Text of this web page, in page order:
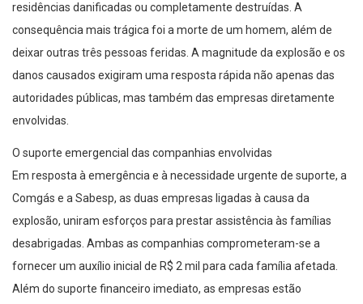
residências danificadas ou completamente destruídas. A
consequência mais trágica foi a morte de um homem, além de
deixar outras três pessoas feridas. A magnitude da explosão e os
danos causados exigiram uma resposta rápida não apenas das
autoridades públicas, mas também das empresas diretamente
envolvidas.
O suporte emergencial das companhias envolvidas
Em resposta à emergência e à necessidade urgente de suporte, a
Comgás e a Sabesp, as duas empresas ligadas à causa da
explosão, uniram esforços para prestar assistência às famílias
desabrigadas. Ambas as companhias comprometeram-se a
fornecer um auxílio inicial de R$ 2 mil para cada família afetada.
Além do suporte financeiro imediato, as empresas estão